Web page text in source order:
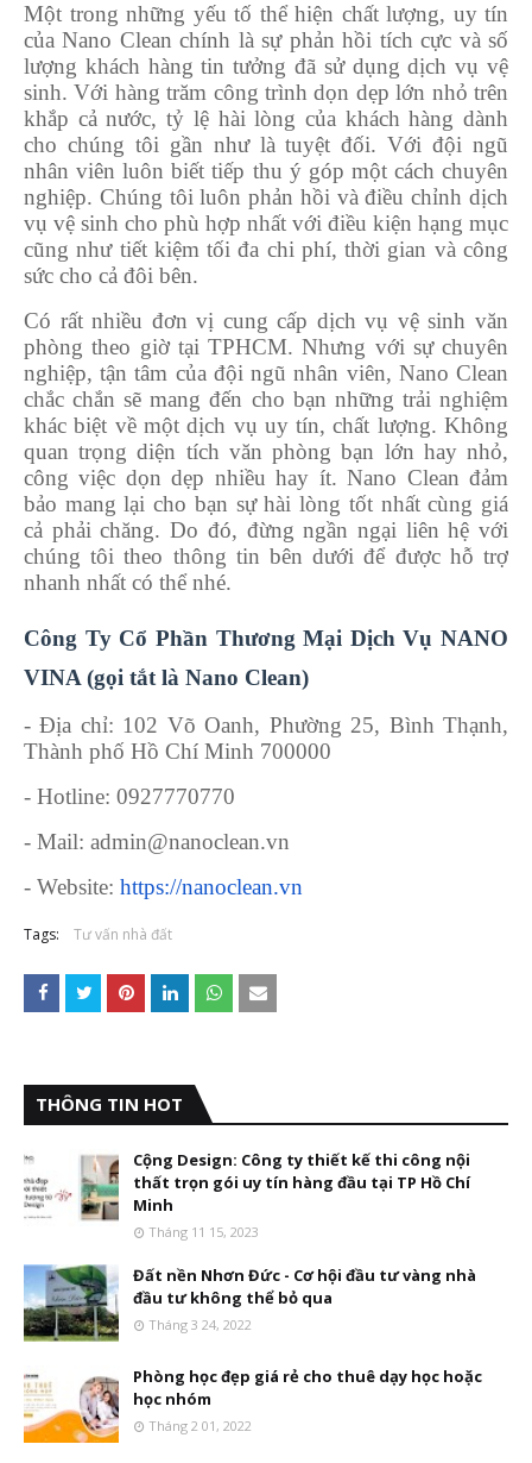
Một trong những yếu tố thể hiện chất lượng, uy tín
của Nano Clean chính là sự phản hồi tích cực và số
lượng khách hàng tin tưởng đã sử dụng dịch vụ vệ
sinh. Với hàng trăm công trình dọn dẹp lớn nhỏ trên
khắp cả nước, tỷ lệ hài lòng của khách hàng dành
cho chúng tôi gần như là tuyệt đối. Với đội ngũ
nhân viên luôn biết tiếp thu ý góp một cách chuyên
nghiệp. Chúng tôi luôn phản hồi và điều chỉnh dịch
vụ vệ sinh cho phù hợp nhất với điều kiện hạng mục
cũng như tiết kiệm tối đa chi phí, thời gian và công
sức cho cả đôi bên.
Có rất nhiều đơn vị cung cấp dịch vụ vệ sinh văn
phòng theo giờ tại TPHCM. Nhưng với sự chuyên
nghiệp, tận tâm của đội ngũ nhân viên, Nano Clean
chắc chắn sẽ mang đến cho bạn những trải nghiệm
khác biệt về một dịch vụ uy tín, chất lượng. Không
quan trọng diện tích văn phòng bạn lớn hay nhỏ,
công việc dọn dẹp nhiều hay ít. Nano Clean đảm
bảo mang lại cho bạn sự hài lòng tốt nhất cùng giá
cả phải chăng. Do đó, đừng ngần ngại liên hệ với
chúng tôi theo thông tin bên dưới để được hỗ trợ
nhanh nhất có thể nhé.
Công Ty Cổ Phần Thương Mại Dịch Vụ NANO
VINA (gọi tắt là Nano Clean)
- Địa chỉ: 102 Võ Oanh, Phường 25, Bình Thạnh,
Thành phố Hồ Chí Minh 700000
- Hotline: 0927770770
- Mail: admin@nanoclean.vn
- Website: https://nanoclean.vn
Tags: Tư vấn nhà đất
THÔNG TIN HOT
Cộng Design: Công ty thiết kế thi công nội
thất trọn gói uy tín hàng đầu tại TP Hồ Chí
Minh
Tháng 11 15, 2023
Đất nền Nhơn Đức - Cơ hội đầu tư vàng nhà
đầu tư không thể bỏ qua
Tháng 3 24, 2022
Phòng học đẹp giá rẻ cho thuê dạy học hoặc
học nhóm
Tháng 2 01, 2022